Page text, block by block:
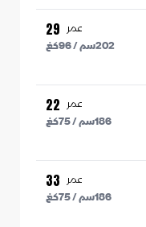
عمر 29
202سم /96كغ
عمر 22
186سم /75كغ
عمر 33
186سم /75كغ